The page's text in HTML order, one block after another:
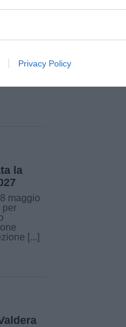
Privacy Policy
e
la
maggio
per
[...]